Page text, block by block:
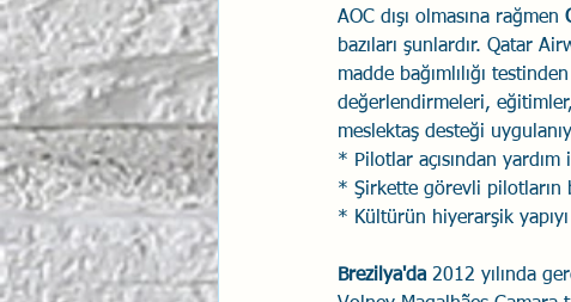
AOC dışı olmasına rağmen
bazıları şunlardır. Qatar
madde bağımlılığı
değerlendirmeleri,
meslektaş desteği
* Pilotlar açısından
* Şirkette görevli pilotların
* Kültürün hiyerarşik
Brezilya'da 2012 yılında